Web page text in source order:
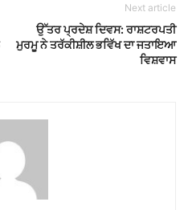
Next article
ਉੱਤਰ ਪ੍ਰਦੇਸ਼ ਦਿਵਸ: ਰਾਸ਼ਟਰਪਤੀ
ਮੁਰਮੂ ਨੇ ਤਰੱਕੀਸ਼ੀਲ ਭਵਿੱਖ ਦਾ ਜਤਾਇਆ
ਵਿਸ਼ਵਾਸ